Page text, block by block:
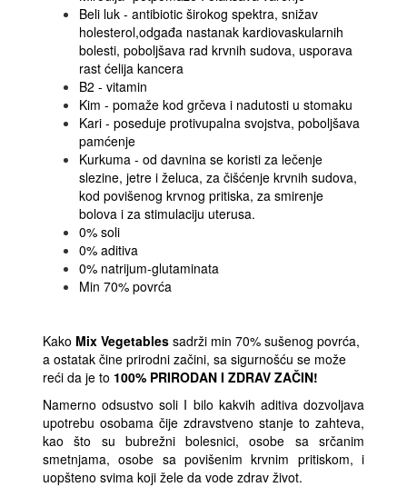
Beli luk - antibiotic širokog spektra, snižav
holesterol,odgađa nastanak kardiovaskularnih
bolesti, poboljšava rad krvnih sudova, usporava
rast ćelija kancera
B2 - vitamin
Kim - pomaže kod grčeva i nadutosti u stomaku
Kari - poseduje protivupalna svojstva, poboljšava
pamćenje
Kurkuma - od davnina se koristi za lečenje
slezine, jetre i želuca, za čišćenje krvnih sudova,
kod povišenog krvnog pritiska, za smirenje
bolova i za stimulaciju uterusa.
0% soli
0% aditiva
0% natrijum-glutaminata
Min 70% povrća
Kako Mix Vegetables sadrži min 70% sušenog povrća,
a ostatak čine prirodni začini, sa sigurnošću se može
reći da je to 100% PRIRODAN I ZDRAV ZAČIN!
Namerno odsustvo soli I bilo kakvih aditiva dozvoljava
upotrebu osobama čije zdravstveno stanje to zahteva,
kao što su bubrežni bolesnici, osobe sa srčanim
smetnjama, osobe sa povišenim krvnim pritiskom, i
uopšteno svima koji žele da vode zdrav život.